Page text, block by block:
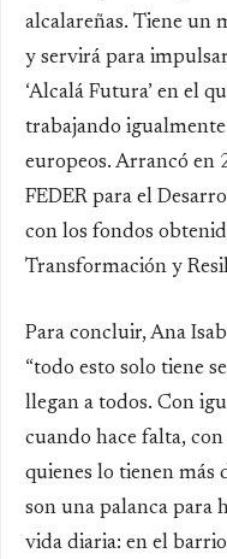
alcalareñas. Tiene un
y servirá para
‘Alcalá Futura’ en el
trabajando
europeos. Arrancó en
FEDER para el
con los fondos
Transformación y
Para concluir, Ana
“todo esto solo tiene
llegan a todos. Con
cuando hace falta,
quienes lo tienen más
son una palanca para
vida diaria: en el